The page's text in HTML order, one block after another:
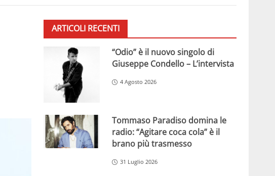
ARTICOLI RECENTI
“Odio” è il nuovo singolo di
Giuseppe Condello – L’intervista
4 Agosto 2026
Tommaso Paradiso domina le
radio: “Agitare coca cola” è il
brano più trasmesso
31 Luglio 2026